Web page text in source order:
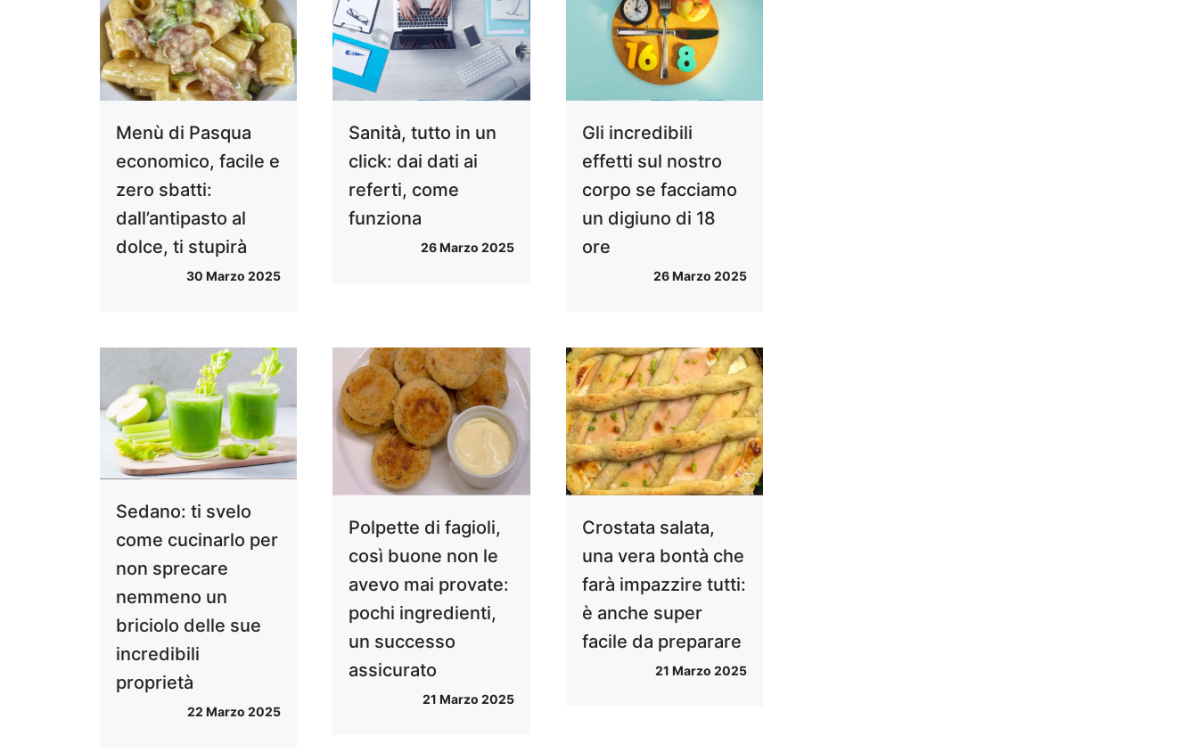
Menù di Pasqua
economico, facile e
zero sbatti:
dall’antipasto al
dolce, ti stupirà
30 Marzo 2025
Sanità, tutto in un
click: dai dati ai
referti, come
funziona
26 Marzo 2025
Gli incredibili
effetti sul nostro
corpo se facciamo
un digiuno di 18
ore
26 Marzo 2025
Sedano: ti svelo
come cucinarlo per
non sprecare
nemmeno un
briciolo delle sue
incredibili
proprietà
22 Marzo 2025
Polpette di fagioli,
così buone non le
avevo mai provate:
pochi ingredienti,
un successo
assicurato
21 Marzo 2025
Crostata salata,
una vera bontà che
farà impazzire tutti:
è anche super
facile da preparare
21 Marzo 2025